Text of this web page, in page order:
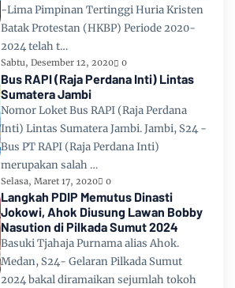
-Lima Pimpinan Tertinggi Huria Kristen
Batak Protestan (HKBP) Periode 2020-
2024 telah t…
Sabtu, Desember 12, 2020 0
Bus RAPI (Raja Perdana Inti) Lintas
Sumatera Jambi
Nomor Loket Bus RAPI (Raja Perdana
Inti) Lintas Sumatera Jambi. Jambi, S24 -
Bus PT RAPI (Raja Perdana Inti)
merupakan salah …
Selasa, Maret 17, 2020 0
Langkah PDIP Memutus Dinasti
Jokowi, Ahok Diusung Lawan Bobby
Nasution di Pilkada Sumut 2024
Basuki Tjahaja Purnama alias Ahok.
Medan, S24- Gelaran Pilkada Sumut
2024 bakal diramaikan sejumlah tokoh